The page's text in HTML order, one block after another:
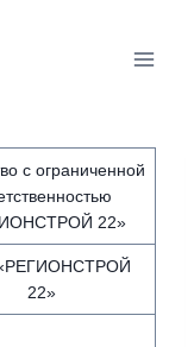
с ограниченной
22»
22»